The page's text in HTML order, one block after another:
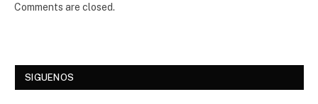
Comments are closed.
SIGUENOS